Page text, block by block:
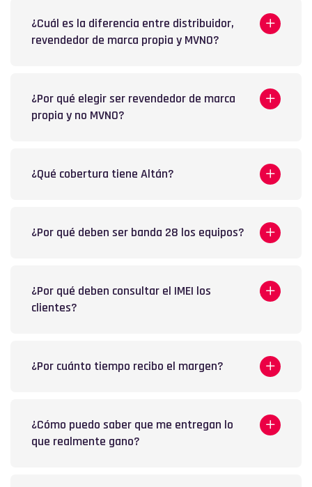
¿Cuál es la diferencia entre distribuidor,
revendedor de marca propia y MVNO?
¿Por qué elegir ser revendedor de marca
propia y no MVNO?
¿Qué cobertura tiene Altán?
¿Por qué deben ser banda 28 los equipos?
¿Por qué deben consultar el IMEI los
clientes?
¿Por cuánto tiempo recibo el margen?
¿Cómo puedo saber que me entregan lo
que realmente gano?